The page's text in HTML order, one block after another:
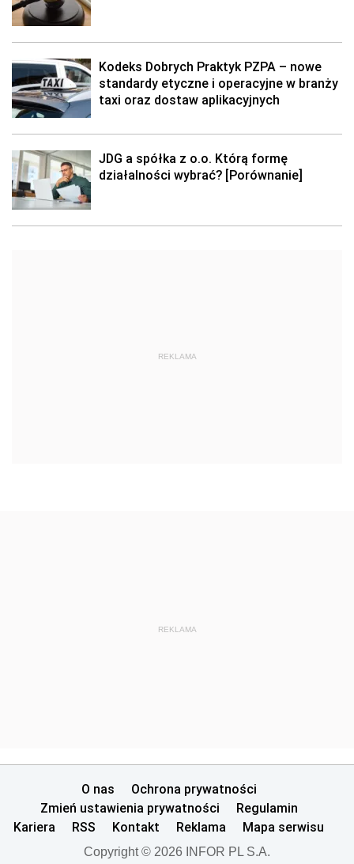
Kodeks Dobrych Praktyk PZPA – nowe
standardy etyczne i operacyjne w branży
taxi oraz dostaw aplikacyjnych
JDG a spółka z o.o. Którą formę
działalności wybrać? [Porównanie]
REKLAMA
REKLAMA
O nas
Ochrona prywatności
Zmień ustawienia prywatności
Regulamin
Kariera
RSS Kontakt Reklama Mapa serwisu
Copyright © 2026 INFOR PL S.A.